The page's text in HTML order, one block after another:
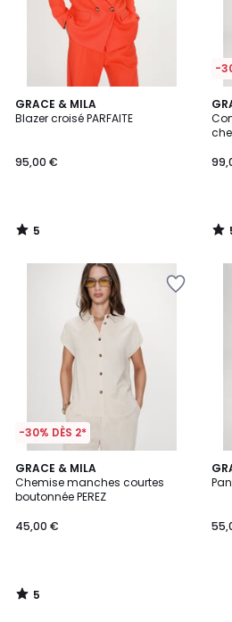
GRACE & MILA
Blazer croisé PARFAITE
95,00 €
5
/
5
/
-
5
/
5
/
-30% DÈS 2*
GRACE & MILA
Chemise manches courtes
boutonnée PEREZ
45,00 €
5
/
5
5
/
3